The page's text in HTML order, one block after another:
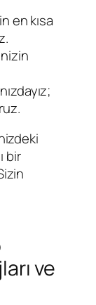
en kısa
bir
ve